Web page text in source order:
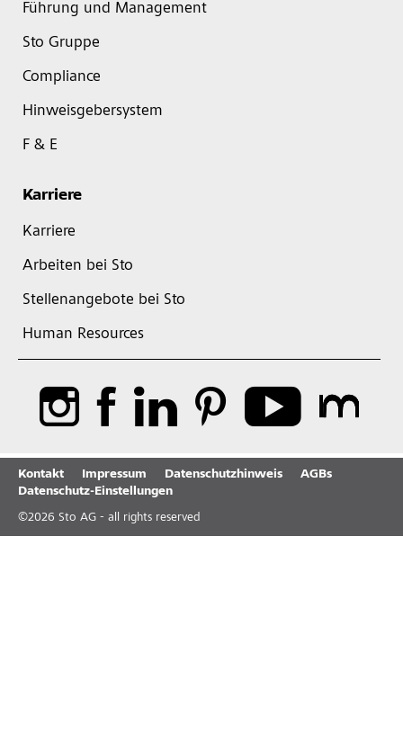
Führung und Management
Sto Gruppe
Compliance
Hinweisgebersystem
F & E
Karriere
Karriere
Arbeiten bei Sto
Stellenangebote bei Sto
Human Resources
Kontakt Impressum Datenschutzhinweis
AGBs
Datenschutz-Einstellungen
©2026 Sto AG - all rights reserved